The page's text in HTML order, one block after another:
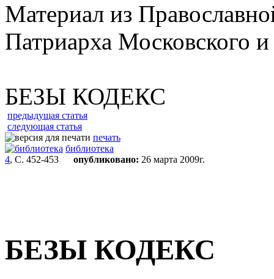
Материал из
Патриарха Московского
БЕЗЫ КОДЕКС
предыдущая статья
следующая статья
печать
библиотека
4, С. 452-453 опубликовано: 26 марта 2009г.
БЕЗЫ КОДЕКС